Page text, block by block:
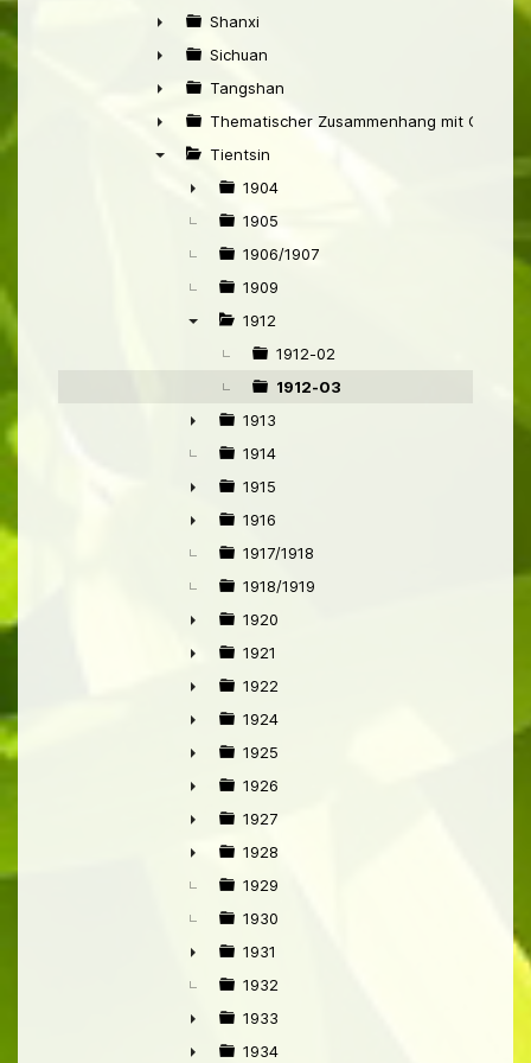
►
►
Shanxi
►
Sichuan
►
Tangshan
►
Thematischer Zusammenhang mit China
Tientsin
►
1904
1905
1906/1907
1909
1912
1912-02
1912-03
►
1913
1914
►
1915
►
1916
1917/1918
1918/1919
►
1920
►
1921
►
1922
►
1924
►
1925
►
1926
►
1927
►
1928
1929
1930
►
1931
1932
►
1933
1934